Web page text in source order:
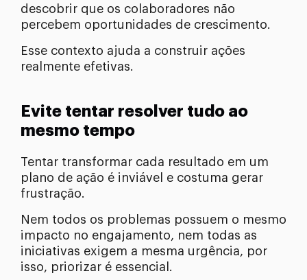
descobrir que os colaboradores não
percebem oportunidades de crescimento.
Esse contexto ajuda a construir ações
realmente efetivas.
Evite tentar resolver tudo ao
mesmo tempo
Tentar transformar cada resultado em um
plano de ação é inviável e costuma gerar
frustração.
Nem todos os problemas possuem o mesmo
impacto no engajamento, nem todas as
iniciativas exigem a mesma urgência, por
isso, priorizar é essencial.